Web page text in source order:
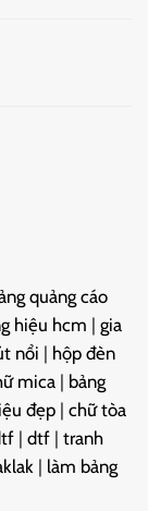
quảng cáo
hiệu hcm | gia
nổi | hộp đèn
mica | bảng
đẹp | chữ tòa
| dtf | tranh
| làm bảng